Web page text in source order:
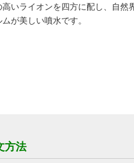
高いライオンを四方に配し、自然
が美しい噴水です。
方法